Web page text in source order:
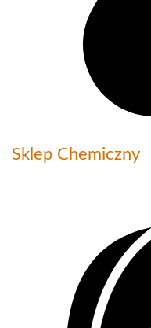
Sklep Chemiczny